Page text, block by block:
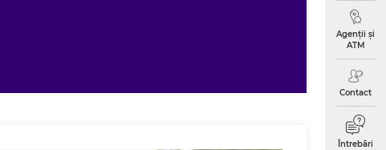
Agenții și
ATM
Contact
Întrebări